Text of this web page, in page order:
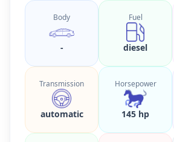
Body
-
Fuel
diesel
Transmission
automatic
Horsepower
145 hp